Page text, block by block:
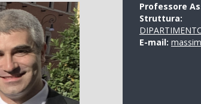
Professore
Struttura:
E-mail: